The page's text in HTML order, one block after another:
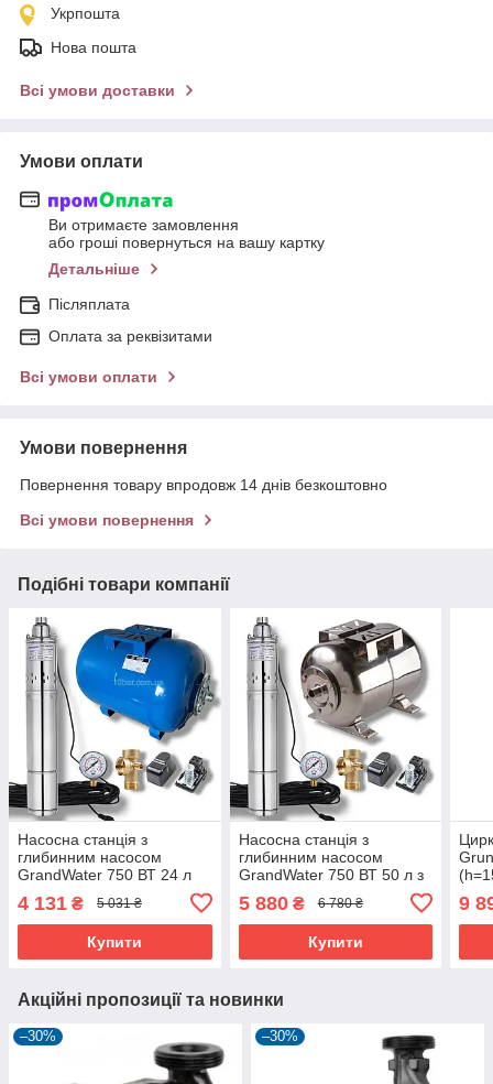
Укрпошта
Нова пошта
Всі умови доставки
Умови оплати
Ви отримаєте замовлення
або гроші повернуться на вашу картку
Детальніше
Післяплата
Оплата за реквізитами
Всі умови оплати
Умови повернення
Повернення товару впродовж 14 днів безкоштовно
Всі умови повернення
Подібні товари компанії
Насосна станція з
глибинним насосом
GrandWater 750 ВТ 24 л
4 131 ₴ 5 031 ₴
Купити
Насосна станція з
глибинним насосом
GrandWater 750 ВТ 50 л з
(H=50m)
5 880₴ 6 780 ₴
Купити
9
Акційні пропозиції та новинки
–30% –30%